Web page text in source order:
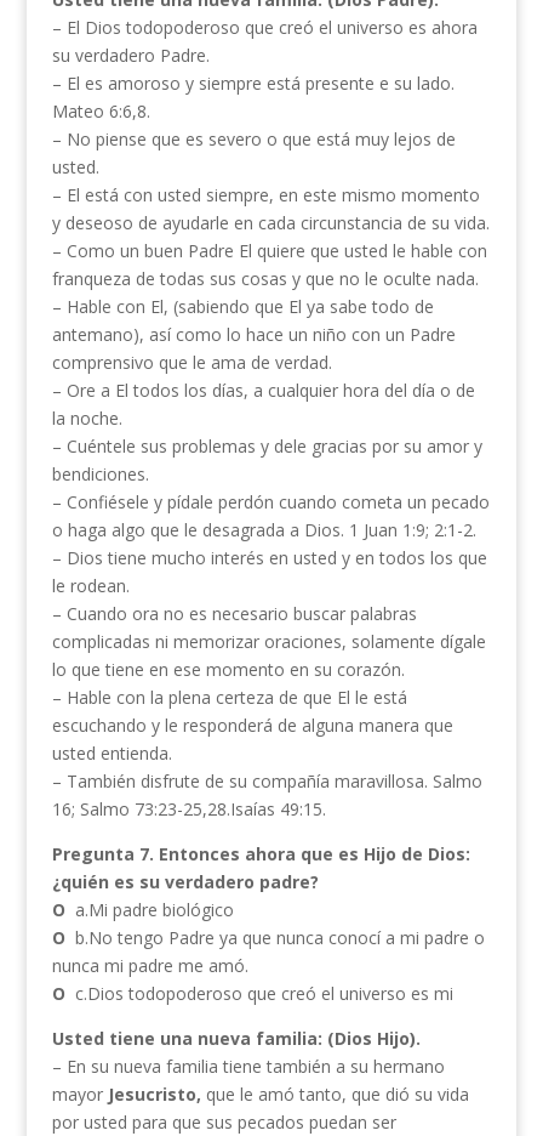
– El Dios todopoderoso que creó el universo es ahora
su verdadero Padre.
– El es amoroso y siempre está presente e su lado.
Mateo 6:6,8.
– No piense que es severo o que está muy lejos de
usted.
– El está con usted siempre, en este mismo momento
y deseoso de ayudarle en cada circunstancia de su vida.
– Como un buen Padre El quiere que usted le hable con
franqueza de todas sus cosas y que no le oculte nada.
– Hable con El, (sabiendo que El ya sabe todo de
antemano), así como lo hace un niño con un Padre
comprensivo que le ama de verdad.
– Ore a El todos los días, a cualquier hora del día o de
la noche.
– Cuéntele sus problemas y dele gracias por su amor y
bendiciones.
– Confiésele y pídale perdón cuando cometa un pecado
o haga algo que le desagrada a Dios. 1 Juan 1:9; 2:1-2.
– Dios tiene mucho interés en usted y en todos los que
le rodean.
– Cuando ora no es necesario buscar palabras
complicadas ni memorizar oraciones, solamente dígale
lo que tiene en ese momento en su corazón.
– Hable con la plena certeza de que El le está
escuchando y le responderá de alguna manera que
usted entienda.
– También disfrute de su compañía maravillosa. Salmo
16; Salmo 73:23-25,28.Isaías 49:15.
Pregunta 7. Entonces ahora que es Hijo de Dios:
¿quién es su verdadero padre?
O a.Mi padre biológico
O b.No tengo Padre ya que nunca conocí a mi padre o
nunca mi padre me amó.
O c.Dios todopoderoso que creó el universo es mi
Usted tiene una nueva familia: (Dios Hijo).
– En su nueva familia tiene también a su hermano
mayor Jesucristo, que le amó tanto, que dió su vida
por usted para que sus pecados puedan ser